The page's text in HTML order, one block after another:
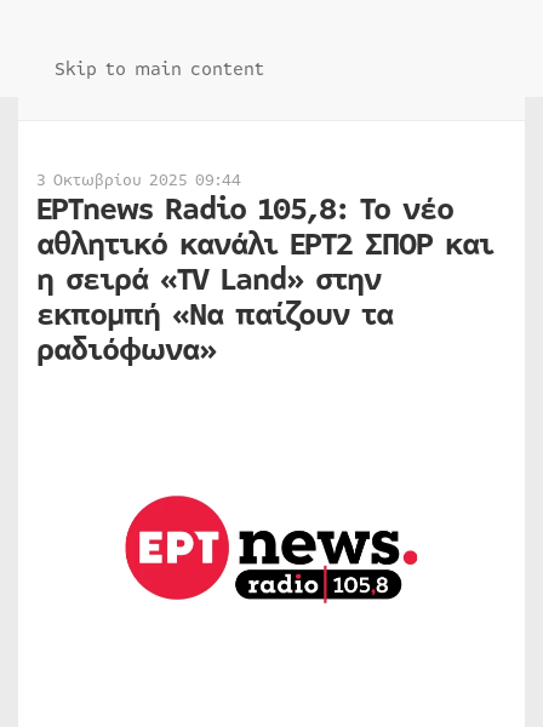
Skip to main content
3 Οκτωβρίου 2025 09:44
ΕΡΤnews Radio 105,8: Το νέο
αθλητικό κανάλι ΕΡΤ2 ΣΠΟΡ και
η σειρά «TV Land» στην
εκπομπή «Να παίζουν τα
ραδιόφωνα»